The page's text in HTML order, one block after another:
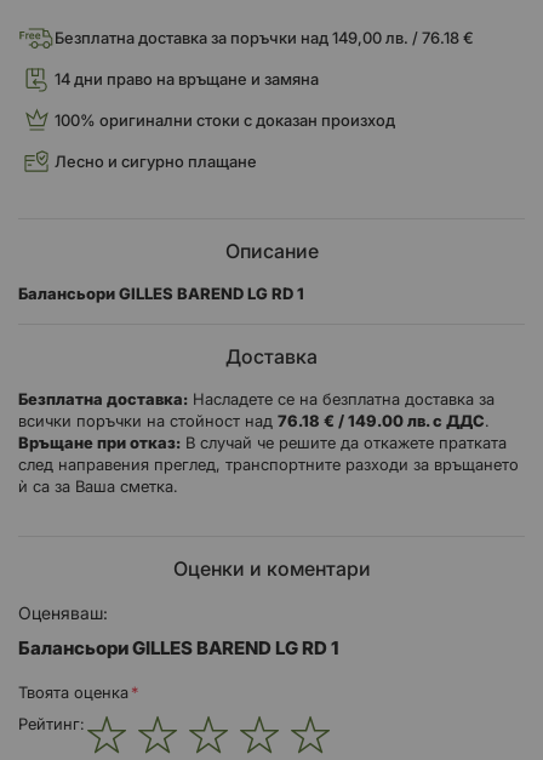
Безплатна доставка за поръчки над 149,00 лв. / 76.18 €
14 дни право на връщане и замяна
100% оригинални стоки с доказан произход
Лесно и сигурно плащане
Описание
Балансьори GILLES BAREND LG RD 1
Доставка
Безплатна доставка: Насладете се на безплатна доставка за
всички поръчки на стойност над 76.18 € / 149.00 лв. с ДДС.
Връщане при отказ: В случай че решите да откажете пратката
след направения преглед, транспортните разходи за връщането
ѝ са за Ваша сметка.
Оценки и коментари
Оценяваш:
Балансьори GILLES BAREND LG RD 1
Твоята оценка
Рейтинг: